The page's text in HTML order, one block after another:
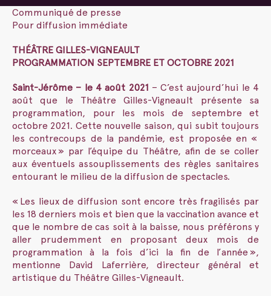
Communiqué de presse
Pour diffusion immédiate
THÉÂTRE GILLES-VIGNEAULT
PROGRAMMATION SEPTEMBRE ET OCTOBRE 2021
Saint-Jérôme – le 4 août 2021 – C’est aujourd’hui le 4
août que le Théâtre Gilles-Vigneault présente sa
programmation, pour les mois de septembre et
octobre 2021. Cette nouvelle saison, qui subit toujours
les contrecoups de la pandémie, est proposée en «
morceaux » par l’équipe du Théâtre, afin de se coller
aux éventuels assouplissements des règles sanitaires
entourant le milieu de la diffusion de spectacles.
« Les lieux de diffusion sont encore très fragilisés par
les 18 derniers mois et bien que la vaccination avance et
que le nombre de cas soit à la baisse, nous préférons y
aller prudemment en proposant deux mois de
programmation à la fois d’ici la fin de l’année »,
mentionne David Laferrière, directeur général et
artistique du Théâtre Gilles-Vigneault.